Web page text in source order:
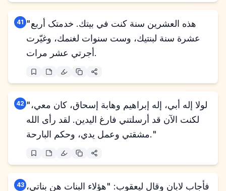
41 "هذه العشرين سنة كنت في بيتك. خدمتک أربع
عشرة سنة لبنتيك، وست سنوات لغنمك، وغيّرت
أجرتي عشر مرات.
42 "لولا إله أبي، إله إبراهيم وهابة إسحاق، كان معي،
لكنت الآن قد أرسلتني فارغ اليدين. لقد رأى الله
مشقتي وعمل يدي، وحكم البارحة."
43 فأجاب لابان وقال ليعقوب: "هؤلاء البنات هن بناتي،